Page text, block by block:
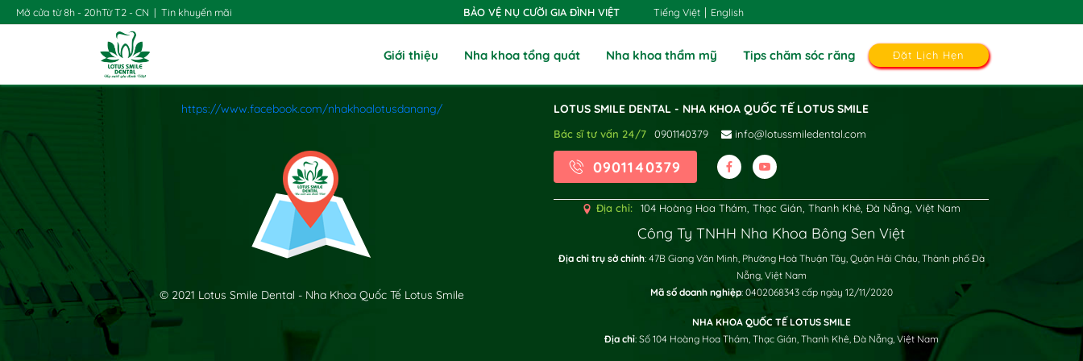
Mở cửa từ 8h - 20hTừ T2 - CN | Tin khuyến mãi BẢO VỆ NỤ CƯỜI GIA ĐÌNH VIỆT Tiếng Việt | English
Giới thiệu Nha khoa tổng quát Nha khoa thẩm mỹ Tips chăm sóc răng Đặt Lịch Hẹn
https://www.facebook.com/nhakhoalotusdanang/
© 2021 Lotus Smile Dental - Nha Khoa Quốc Tế Lotus Smile
LOTUS SMILE DENTAL - NHA KHOA QUỐC TẾ LOTUS SMILE
Bác sĩ tư vấn 24/7 0901140379 info@lotussmiledental.com
0901140379
Địa chỉ: 104 Hoàng Hoa Thám, Thạc Gián, Thanh Khê, Đà Nẵng, Việt Nam
Công Ty TNHH Nha Khoa Bông Sen Việt
Địa chỉ trụ sở chính: 47B Giang Văn Minh, Phường Hoà Thuận Tây, Quận Hải Châu, Thành phố Đà
Nẵng, Việt Nam
Mã số doanh nghiệp: 0402068343 cấp ngày 12/11/2020
NHA KHOA QUỐC TẾ LOTUS SMILE
Địa chỉ: Số 104 Hoàng Hoa Thám, Thạc Gián, Thanh Khê, Đà Nẵng, Việt Nam
x